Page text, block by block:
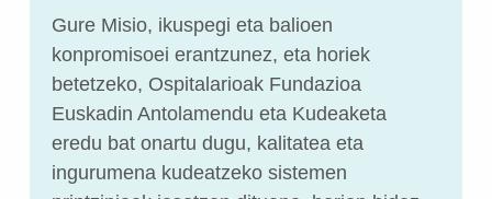
Gure Misio, ikuspegi eta balioen
konpromisoei erantzunez, eta horiek
betetzeko, Ospitalarioak Fundazioa
Euskadin Antolamendu eta Kudeaketa
eredu bat onartu dugu, kalitatea eta
ingurumena kudeatzeko sistemen